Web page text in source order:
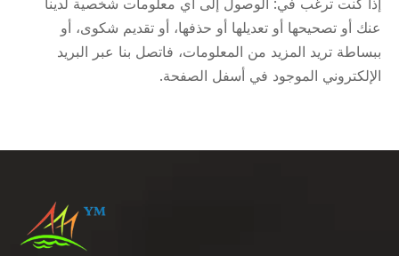
إذا كنت ترغب في: الوصول إلى أي معلومات شخصية لدينا
عنك أو تصحيحها أو تعديلها أو حذفها، أو تقديم شكوى، أو
ببساطة تريد المزيد من المعلومات، فاتصل بنا عبر البريد
الإلكتروني الموجود في أسفل الصفحة.